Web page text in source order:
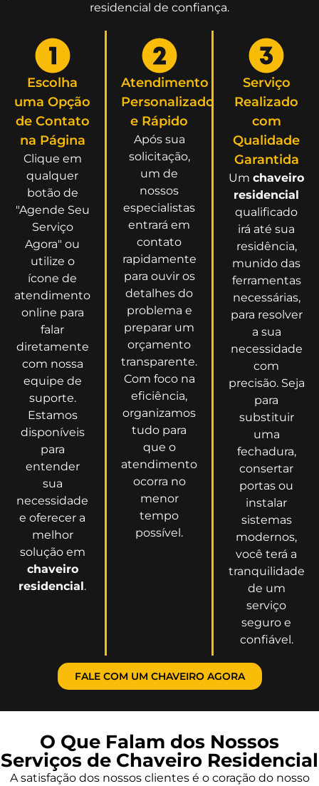
residencial de confiança.
Escolha
uma Opção
de Contato
na Página
Clique em
qualquer
botão de
"Agende Seu
Serviço
Agora" ou
utilize o
ícone de
atendimento
online para
falar
diretamente
com nossa
equipe de
suporte.
Estamos
disponíveis
para
entender
sua
necessidade
e oferecer a
melhor
solução em
chaveiro
residencial.
Atendimento
Personalizado
e Rápido
Após sua
solicitação,
um de
nossos
especialistas
entrará em
contato
rapidamente
para ouvir os
detalhes do
problema e
preparar um
orçamento
transparente.
Com foco na
eficiência,
organizamos
tudo para
que o
atendimento
ocorra no
menor
tempo
possível.
Serviço
Realizado
com
Qualidade
Garantida
Umchaveiro
residencial
qualificado
irá até sua
residência,
munido das
ferramentas
necessárias,
para resolver
a sua
necessidade
com
precisão. Seja
para
substituir
uma
fechadura,
consertar
portas ou
instalar
sistemas
modernos,
você terá a
tranquilidade
de um
serviço
seguro e
confiável.
FALE COM UM CHAVEIRO AGORA
O Que Falam dos Nossos
Serviços de Chaveiro Residencial
A satisfação dos nossos clientes é o coração do nosso